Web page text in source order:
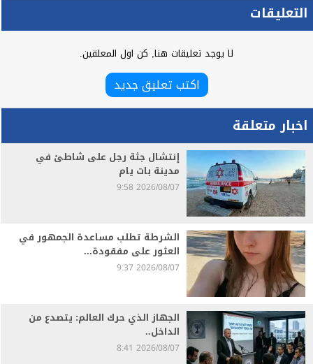
التعليقات
لا يوجد تعليقات هنا, كن اول المعلقين.
اكتب تعليق جديد
اخبار متعلقة
إنتشال جثة رجل على شاطئ في
مدينة بات يام
2026/08/07 9:58
الشرطة تطلب مساعدة الجمهور في
العثور على مفقودة...
2026/08/07 9:37
الجهاز الذي حرك العالم: يتصدع من
الداخل..
2026/08/07 8:41